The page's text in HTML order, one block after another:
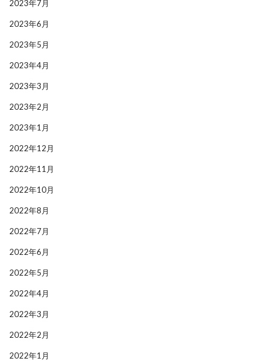
2023年7月
2023年6月
2023年5月
2023年4月
2023年3月
2023年2月
2023年1月
2022年12月
2022年11月
2022年10月
2022年8月
2022年7月
2022年6月
2022年5月
2022年4月
2022年3月
2022年2月
2022年1月